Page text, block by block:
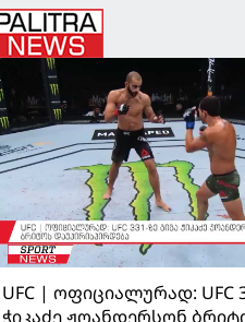
UFC | ოფიციალურად: UFC
ჭიკაძე ჟოანდერსონ